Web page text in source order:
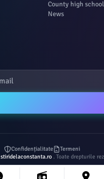
County high
News
Confidențialitate
Termeni
stiridelaconstanta.ro . Toate drepturile